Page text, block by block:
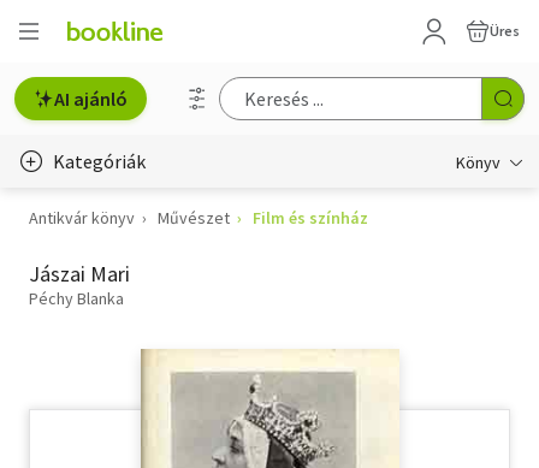
Üres
AI ajánló
Kategóriák Könyv
Életmód, egészség
Erotika
Antikvár könyv Művészet Film és színház
Jászai Mari
Péchy Blanka